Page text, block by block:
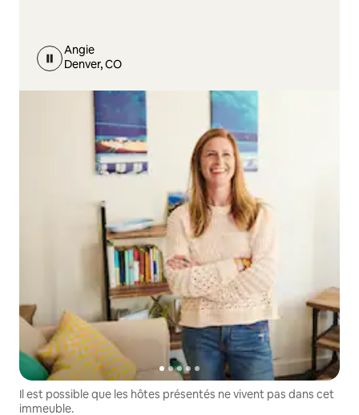
Angie
Denver, CO
Il est possible que les hôtes présentés ne vivent pas dans cet
immeuble.